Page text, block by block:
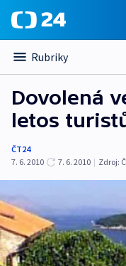
Rubriky
Dovolená
letos
ČT24
7. 6. 2010
7. 6. 2010 | Zdroj: